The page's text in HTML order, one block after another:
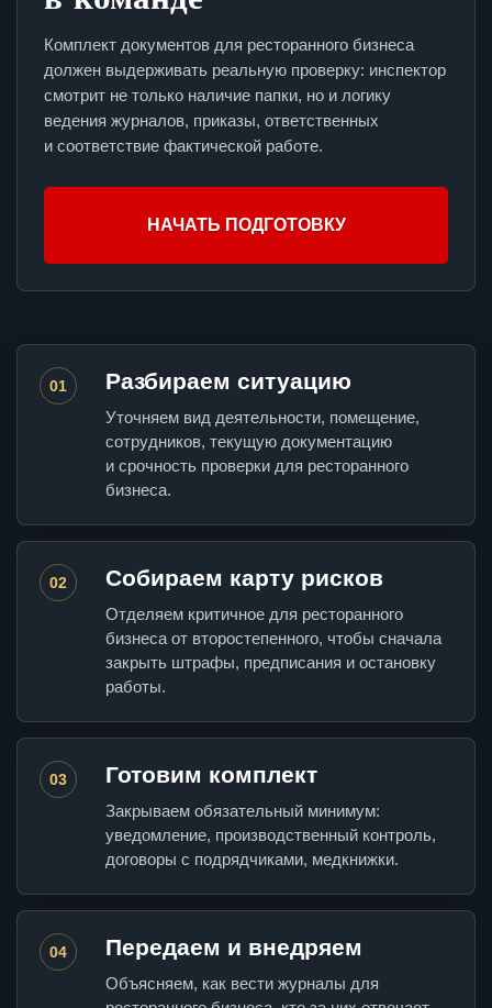
Комплект документов для ресторанного бизнеса
должен выдерживать реальную проверку: инспектор
смотрит не только наличие папки, но и логику
ведения журналов, приказы, ответственных
и соответствие фактической работе.
НАЧАТЬ ПОДГОТОВКУ
01 Разбираем ситуацию
Уточняем вид деятельности, помещение,
сотрудников, текущую документацию
и срочность проверки для ресторанного
бизнеса.
02 Собираем карту рисков
Отделяем критичное для ресторанного
бизнеса от второстепенного, чтобы сначала
закрыть штрафы, предписания и остановку
работы.
03 Готовим комплект
Закрываем обязательный минимум:
уведомление, производственный контроль,
договоры с подрядчиками, медкнижки.
04 Передаем и внедряем
Объясняем, как вести журналы для